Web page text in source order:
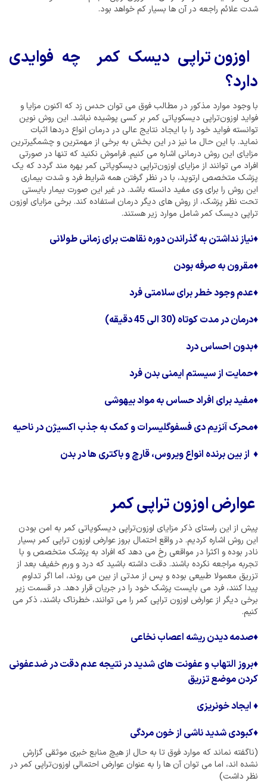
شدت علائم راجعه در آن ها بسیار کم خواهد بود.
اوزون تراپی دیسک کمر چه فوایدی
دارد؟
با وجود موارد مذکور در مطالب فوق می توان حدس زد که اکنون مزایا و
فواید اوزون‌تراپی دیسکوپاتی کمر بر کسی پوشیده نباشد. این روش نوین
توانسته فواید خود را با ایجاد نتایج عالی در درمان انواع دردها اثبات
نماید. با این حال ما نیز در این بخش به برخی از مهمترین و چشمگیرترین
مزایای این روش درمانی اشاره می کنیم. فراموش نکنید که تنها در صورتی
افراد می توانند از مزایای اوزون‌تراپی دیسکوپاتی کمر بهره مند گردد که یک
پزشک متخصص ارتوپد، با در نظر گرفتن همه شرایط فرد و شدت بیماری
این روش را برای وی مفید دانسته باشد. در غیر این صورت بیمار بایستی
تحت نظر پزشک، از روش های دیگر درمان استفاده کند. برخی مزایای اوزون
تراپی دیسک کمر شامل موارد زیر هستند.
♦نیاز نداشتن به گذراندن دوره نقاهت برای زمانی طولانی
♦مقرون به صرفه بودن
♦عدم وجود خطر برای سلامتی فرد
♦درمان در مدت کوتاه (30 الی 45 دقیقه)
♦بدون احساس درد
♦حمایت از سیستم ایمنی بدن فرد
♦مفید برای افراد حساس به مواد بیهوشی
♦محرک آنزیم دی فسفوگلیسرات و کمک به جذب اکسیژن در ناحیه
♦ از بین برنده انواع ویروس، قارچ و باکتری ها در بدن
عوارض اوزون تراپی کمر
پیش از این راستای ذکر مزایای اوزون‌تراپی دیسکوپاتی کمر به امن بودن
این روش اشاره کردیم. در واقع احتمال بروز عوارض اوزون تراپی کمر بسیار
نادر بوده و اکثرا در مواقعی رخ می دهد که افراد به پزشک متخصص و با
تجربه مراجعه نکرده باشند. دقت داشته باشید که درد و ورم خفیف بعد از
تزریق معمولا طبیعی بوده و پس از مدتی از بین می روند، اما اگر تداوم
پیدا کنند، فرد می بایست پزشک خود را در جریان قرار دهد. در قسمت زیر
برخی دیگر از عوارض اوزون تراپی کمر را می توانند، خطرناک باشند، ذکر می
کنیم.
♦صدمه دیدن ریشه اعصاب نخاعی
♦بروز التهاب و عفونت های شدید در نتیجه عدم دقت در ضدعفونی
کردن موضع تزریق
♦ایجاد خونریزی
♦کبودی شدید ناشی از خون مردگی
(ناگفته نماند که موارد فوق تا به حال از هیچ منابع خبری موثقی گزارش
نشده اند، اما می توان آن ها را به عنوان عوارض احتمالی اوزون‌تراپی کمر در
نظر داشت)